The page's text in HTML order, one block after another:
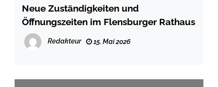
Neue Zuständigkeiten und
Öffnungszeiten im Flensburger Rathaus
Redakteur 15. Mai 2026